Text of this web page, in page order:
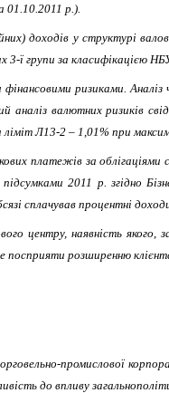
01.10.2011 р.).
доходів у структурі
3-ї групи за класифікацією
ризиками. Аналіз
аналіз валютних ризиків
ліміт Л13-2 – 1,01% при
платежів за
2011 р. згідно
сплачував процентні
центру, наявність
розширенню
промислової
до впливу